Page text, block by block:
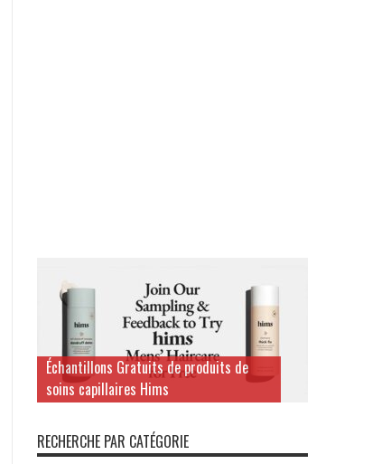
Échantillons Gratuits de produits de
soins capillaires Hims
RECHERCHE PAR CATÉGORIE